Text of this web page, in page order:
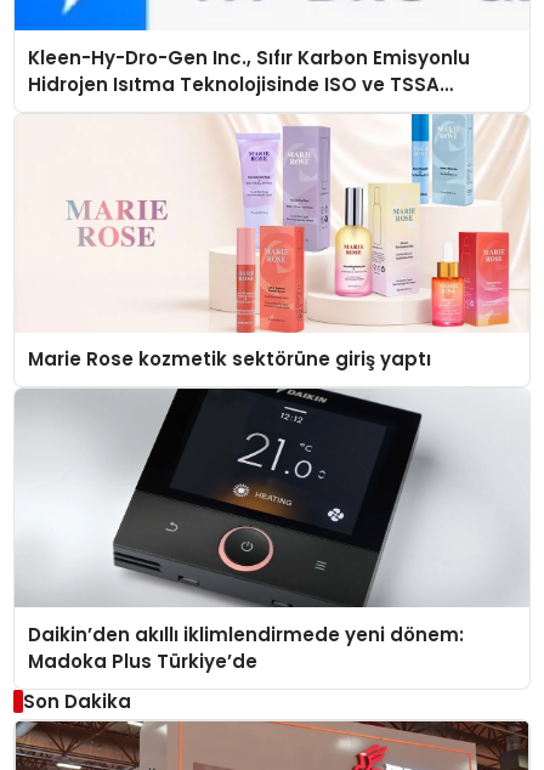
Kleen-Hy-Dro-Gen Inc., Sıfır Karbon Emisyonlu
Hidrojen Isıtma Teknolojisinde ISO ve TSSA
Düzenleyici Onaylarını Aldı
Marie Rose kozmetik sektörüne giriş yaptı
Daikin’den akıllı iklimlendirmede yeni dönem:
Madoka Plus Türkiye’de
Son Dakika